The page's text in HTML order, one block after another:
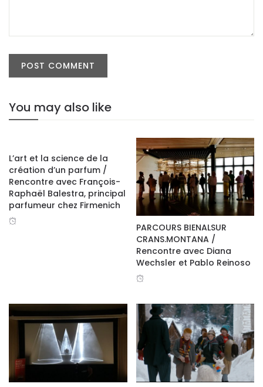
You may also like
twitter
google+
L’art et la science de la
création d’un parfum /
Rencontre avec François-
Raphaël Balestra, principal
parfumeur chez Firmenich
PARCOURS BIENALSUR
CRANS.MONTANA /
Rencontre avec Diana
Wechsler et Pablo Reinoso